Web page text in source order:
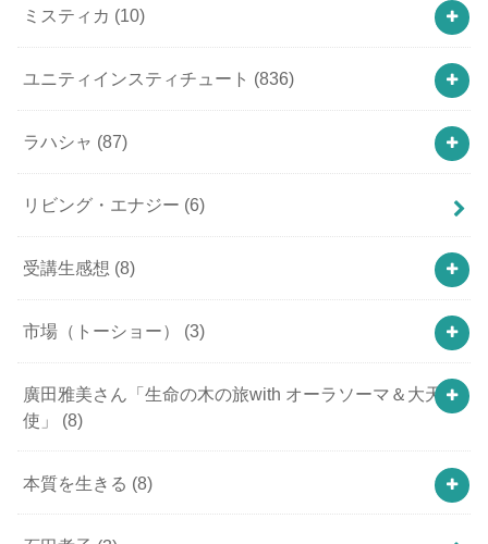
ミスティカ (10)
ユニティインスティチュート (836)
ラハシャ (87)
リビング・エナジー (6)
受講生感想 (8)
市場（トーショー） (3)
廣田雅美さん「生命の木の旅with オーラソーマ＆大天
使」 (8)
本質を生きる (8)